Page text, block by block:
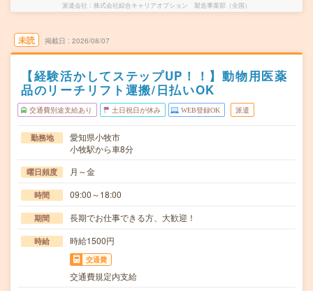
派遣会社 株式会社綜合キャリアオプション 製造事業部（全国）
未読 掲載日 2026/08/07
【経験活かしてステップUP！！】動物用医薬
品のリーチリフト運搬/日払いOK
交通費別途支給あり 土日祝日が休み WEB登録OK 派遣
勤務地
愛知県小牧市
小牧駅から車8分
曜日頻度 月～金
時間 09:00～18:00
期間 長期でお仕事できる方、大歓迎！
時給 時給1500円
交通費
交通費規定内支給